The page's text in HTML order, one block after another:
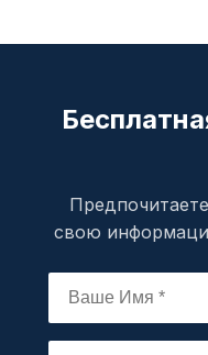
свою